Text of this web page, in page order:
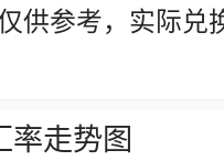
供参考，实际
率走势图